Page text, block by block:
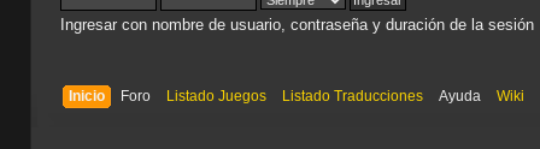
Ingresar con nombre de usuario, contraseña y duración de la sesión
Inicio Foro Listado Juegos Listado Traducciones Ayuda Wiki